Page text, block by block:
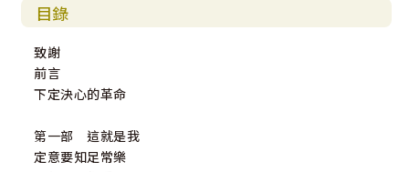
目錄
致謝
前言
下定決心的革命
第一部 這就是我
定意要知足常樂